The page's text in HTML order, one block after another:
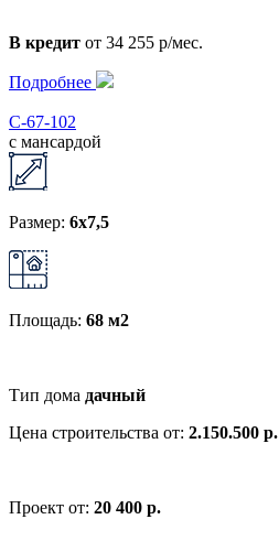
В кредит от 34 255 р/мес.
Подробнее
С-67-102
с мансардой
Размер: 6x7,5
Площадь: 68 м2
Тип дома дачный
Цена строительства от: 2.150.500 р.
Проект от: 20 400 р.